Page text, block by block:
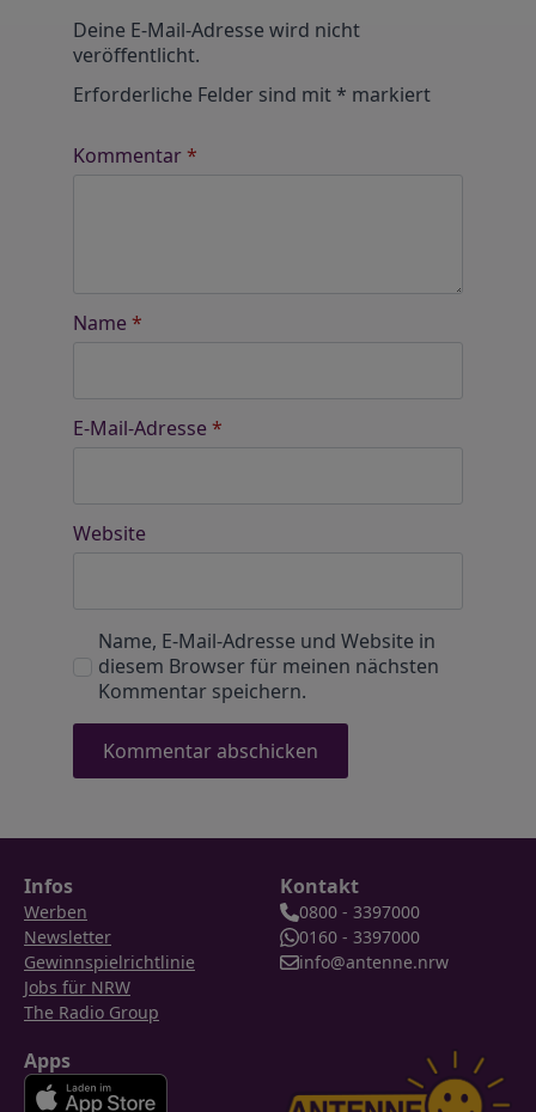
Deine E-Mail-Adresse wird nicht
veröffentlicht.
Erforderliche Felder sind mit* markiert
Kommentar*
Name *
E-Mail-Adresse *
Website
Name, E-Mail-Adresse und Website in
diesem Browser für meinen nächsten
Kommentar speichern.
Infos
Werben
Newsletter
Gewinnspielrichtlinie
Jobs für NRW
The Radio Group
Kontakt
0800 - 3397000
0160 - 3397000
info@antenne.nrw
Apps